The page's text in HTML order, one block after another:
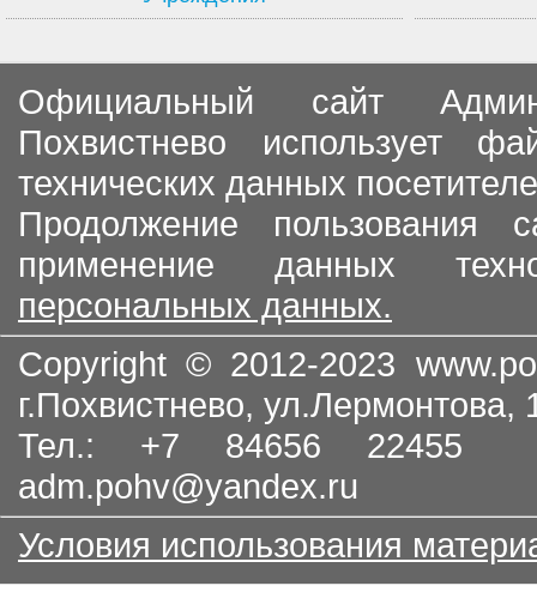
Официальный сайт
Похвистнево использует
технических данных
Продолжение пользования
применение данных
персональных данных.
Copyright © 2012-2023
г.Похвистнево, ул.Лермонтова,
Тел.: +7 84656
adm.pohv@yandex.ru
Условия использования